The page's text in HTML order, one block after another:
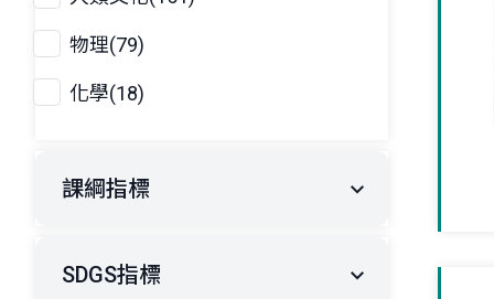
物理(79)
化學(18)
課綱指標
SDGS指標